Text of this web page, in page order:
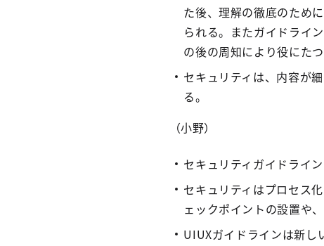
た後、理解の徹底のため
られる。またガイドライ
の後の周知により役にた
セキュリティは、内容が
る。
（小野）
セキュリティガイドライ
セキュリティはプロセス
ェックポイントの設置や
UIUXガイドラインは新し